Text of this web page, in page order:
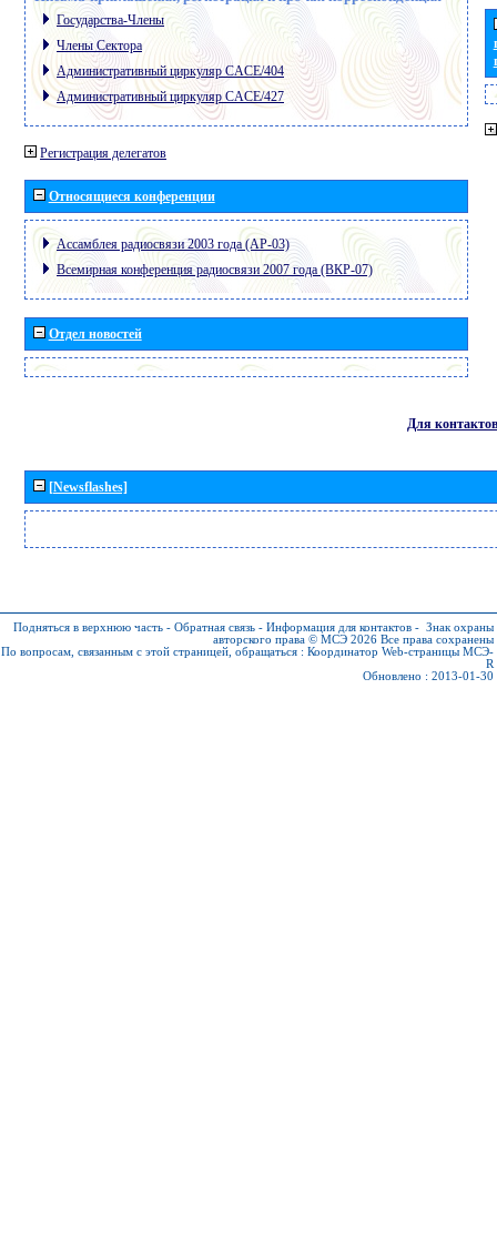
Государства-Члены
Члены Сектора
Административный циркуляр CACE/404
Административный циркуляр CACE/427
Регистрация делегатов
Относящиеся конференции
Ассамблея радиосвязи 2003 года (АР-03)
Всемирная конференция радиосвязи 2007 года (ВКР-07)
Отдел новостей
Для контактов
[Newsflashes]
Подняться в верхнюю часть - Обратная связь - Информация для контактов - Знак охраны
авторского права © МСЭ 2026 Все права сохранены
По вопросам, связанным с этой страницей, обращаться : Координатор Web-страницы МСЭ-
R
Обновлено : 2013-01-30